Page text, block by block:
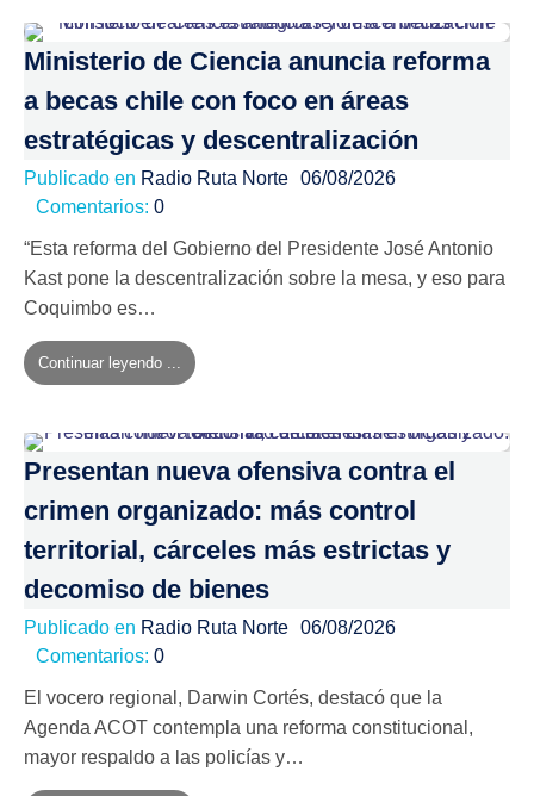
Ministerio de Ciencia anuncia reforma
a becas chile con foco en áreas
estratégicas y descentralización
Publicado en Radio Ruta Norte 06/08/2026
Comentarios: 0
“Esta reforma del Gobierno del Presidente José Antonio
Kast pone la descentralización sobre la mesa, y eso para
Coquimbo es…
Continuar leyendo ...
Presentan nueva ofensiva contra el
crimen organizado: más control
territorial, cárceles más estrictas y
decomiso de bienes
Publicado en Radio Ruta Norte 06/08/2026
Comentarios: 0
El vocero regional, Darwin Cortés, destacó que la
Agenda ACOT contempla una reforma constitucional,
mayor respaldo a las policías y…